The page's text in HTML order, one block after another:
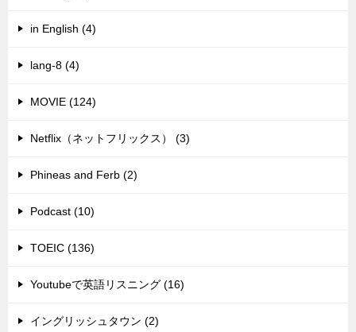
in English (4)
lang-8 (4)
MOVIE (124)
Netflix（ネットフリックス） (3)
Phineas and Ferb (2)
Podcast (10)
TOEIC (136)
Youtubeで英語リスニング (16)
イングリッシュタウン (2)